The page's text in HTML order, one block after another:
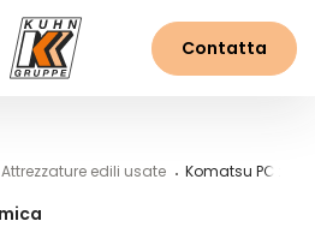
Contatta
Attrezzature edili usate Komatsu PC 228